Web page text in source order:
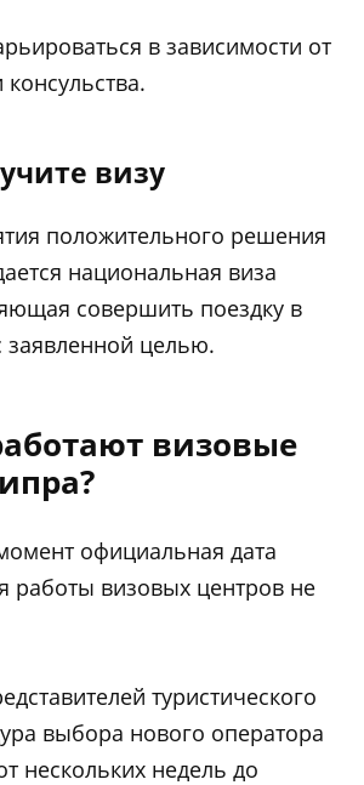
в зависимости от
визу
положительного решения
национальная виза
совершить поездку в
заявленной целью.
визовые
официальная дата
работы визовых центров не
туристического
выбора нового оператора
нескольких недель до